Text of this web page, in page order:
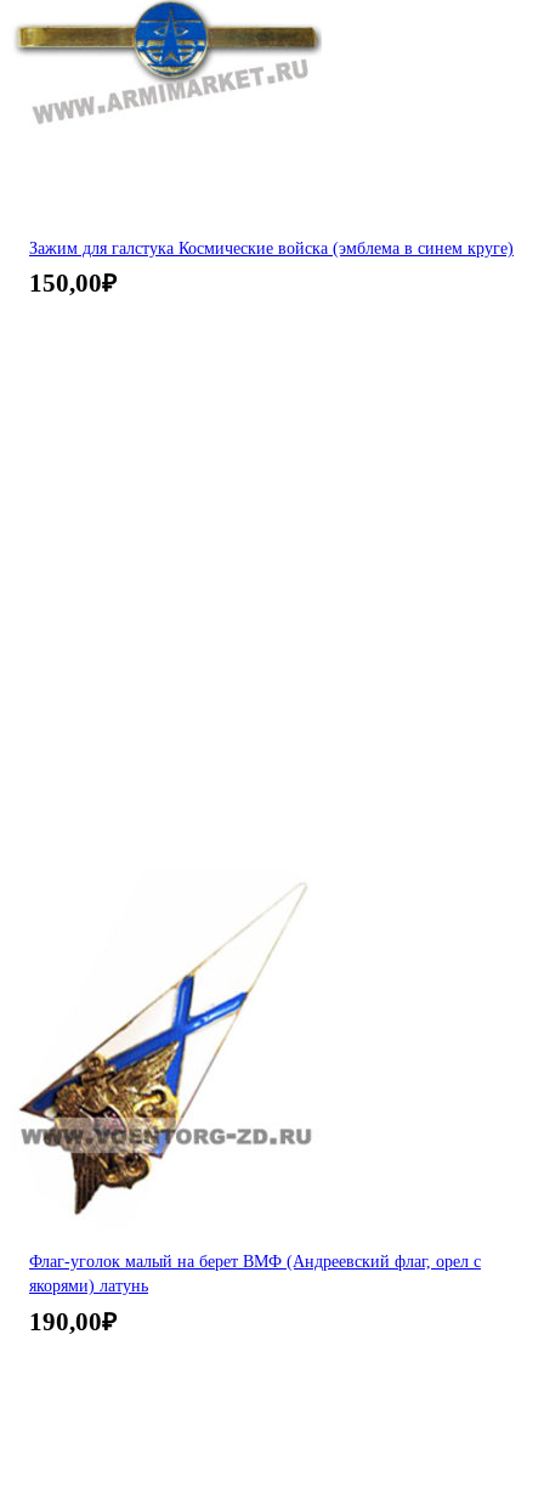
Зажим для галстука Космические войска (эмблема в синем круге)
150,00₽
Флаг-уголок малый на берет ВМФ (Андреевский флаг, орел с
якорями) латунь
190,00₽